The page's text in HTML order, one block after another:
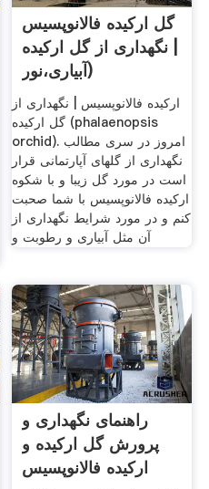
گل ارکیده فالانوپسیس
| نگهداری از گل ارکیده
(آبیاری،نور
ارکیده فالانوپسیس | نگهداری از
گل ارکیده (phalaenopsis
orchid). امروز در سری مطالب
نگهداری از گلهای آپارتمانی قرار
است در مورد گل زیبا و با شکوه
ارکیده فالانوپسیس با شما صحبت
کنم و در مورد شرایط نگهداری از
آن مثل آبیاری و رطوبت و
راهنمای نگهداری و
پرورش گل ارکیده و
ارکیده فالانوپسیس